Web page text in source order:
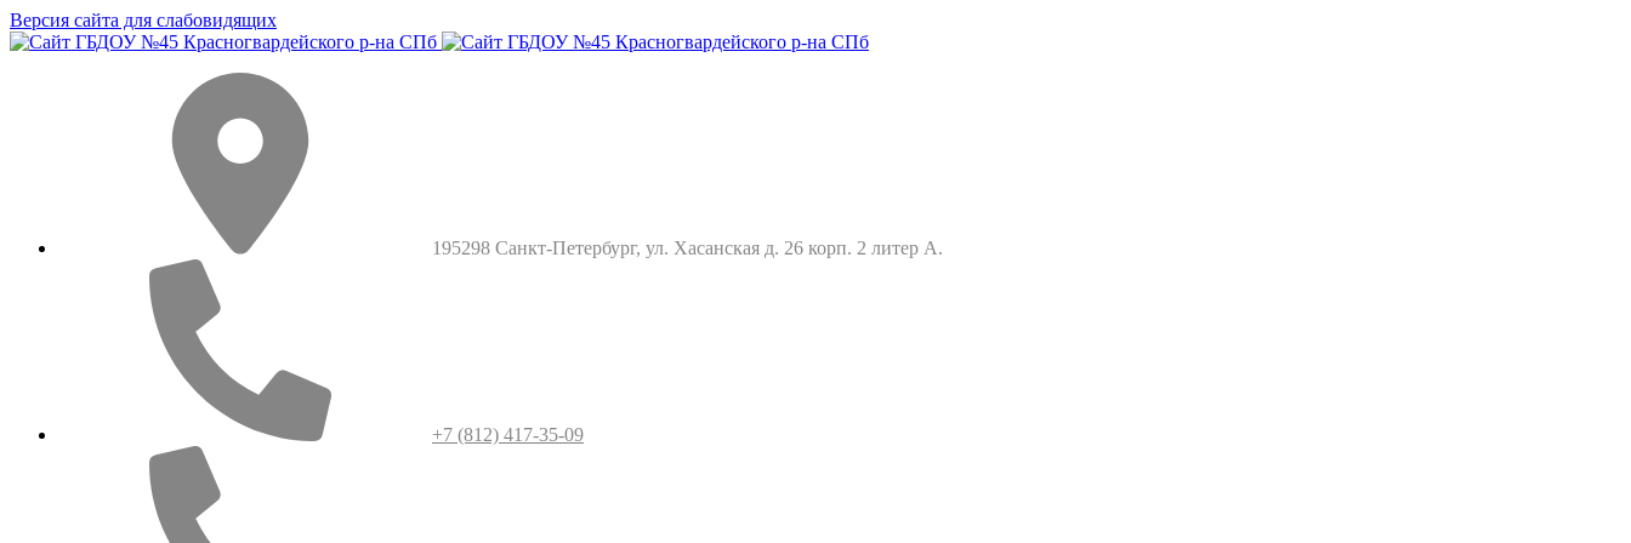
Версия сайта для слабовидящих
195298 Санкт-Петербург, ул. Хасанская д. 26 корп. 2 литер А.
+7 (812) 417-35-09